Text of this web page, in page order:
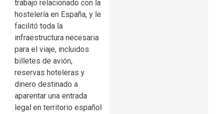
trabajo relacionado con la
hostelería en España, y le
facilitó toda la
infraestructura necesaria
para el viaje, incluidos
billetes de avión,
reservas hoteleras y
dinero destinado a
aparentar una entrada
legal en territorio español